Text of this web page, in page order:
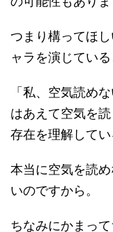
つまり構ってほ
ャラを演じている
「私、空気読め
はあえて空気を
存在を理解してい
本当に空気を読
いのですから。
ちなみにかまっ